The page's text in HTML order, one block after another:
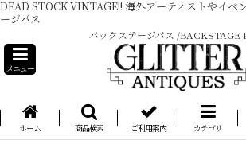
DEAD STOCK VINTAGE!! 海外アーティストやイベ
ージパス
バックステージパス /BACKSTAGE
メニュー
ホーム 商品検索 ご利用案内 カテゴリ